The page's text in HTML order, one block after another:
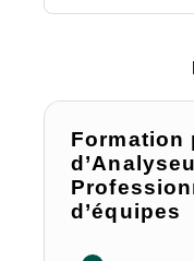
Formation
d’équipes